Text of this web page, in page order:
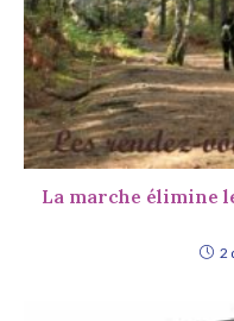
La marche élimine
2